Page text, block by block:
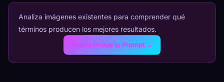
Analiza imágenes existentes para comprender qué
términos producen los mejores resultados.
Probar Image to Prompt →